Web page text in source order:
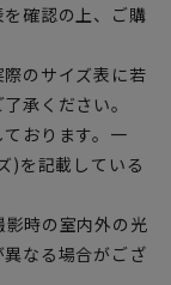
確認の上、ご購
のサイズ表に若
承ください。
おります。一
)を記載している
時の室内外の光
なる場合がござ